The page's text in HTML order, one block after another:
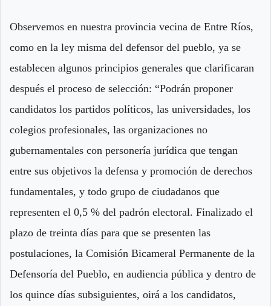
Observemos en nuestra provincia vecina de Entre Ríos,
como en la ley misma del defensor del pueblo, ya se
establecen algunos principios generales que clarificaran
después el proceso de selección: “Podrán proponer
candidatos los partidos políticos, las universidades, los
colegios profesionales, las organizaciones no
gubernamentales con personería jurídica que tengan
entre sus objetivos la defensa y promoción de derechos
fundamentales, y todo grupo de ciudadanos que
representen el 0,5 % del padrón electoral. Finalizado el
plazo de treinta días para que se presenten las
postulaciones, la Comisión Bicameral Permanente de la
Defensoría del Pueblo, en audiencia pública y dentro de
los quince días subsiguientes, oirá a los candidatos,